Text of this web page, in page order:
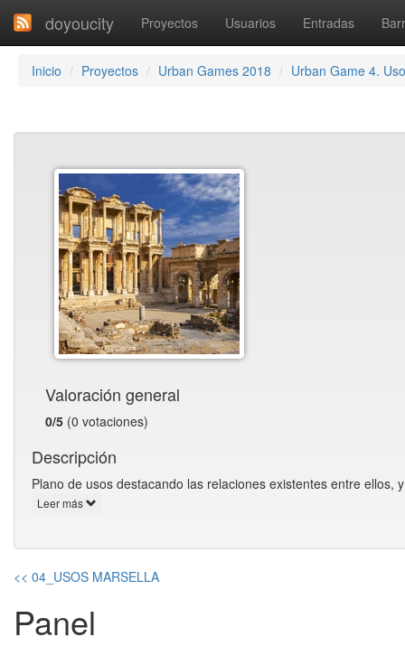
doyoucity Proyectos Usuarios Entradas
Inicio Proyectos Urban Games 2018 Urban Game 4.
Valoración general
0/5 (0 votaciones)
Descripción
Plano de usos destacando las relaciones existentes entre ellos,
Leer más
<< 04_USOS MARSELLA
Panel